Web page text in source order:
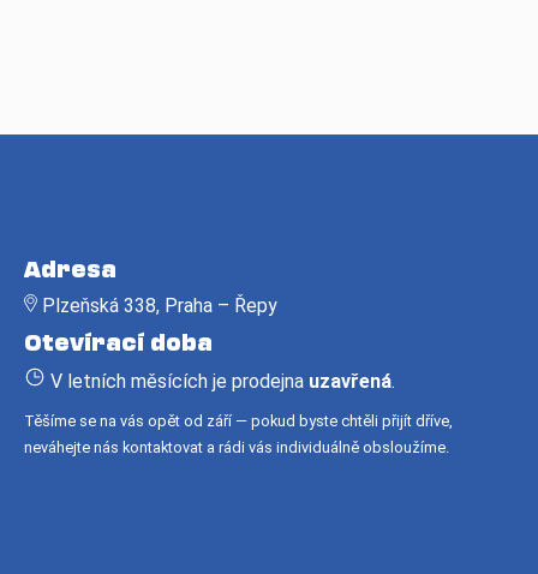
Adresa
Plzeňská 338, Praha – Řepy
Otevírací doba
V letních měsících je prodejna uzavřená.
Těšíme se na vás opět od září — pokud byste chtěli přijít dříve,
neváhejte nás kontaktovat a rádi vás individuálně obsloužíme.